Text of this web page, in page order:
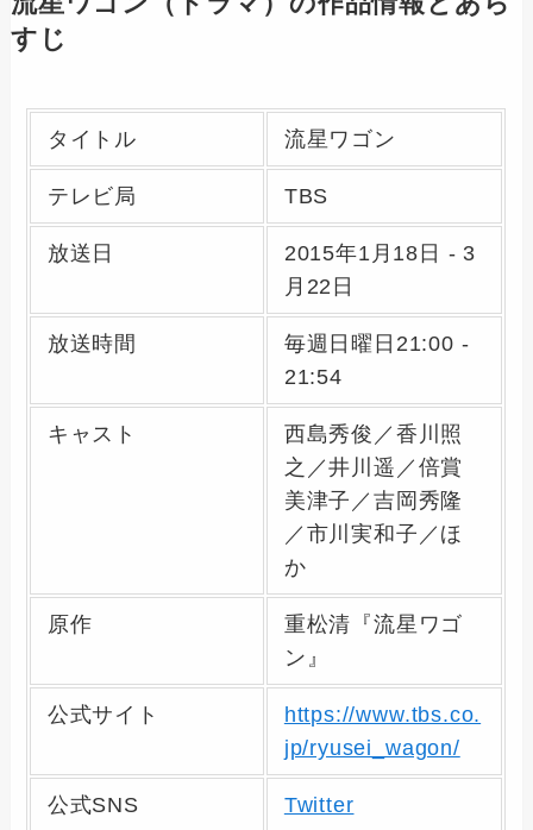
すじ
タイトル 流星ワゴン
テレビ局 TBS
放送日
2015年1月18日 - 3
月22日
放送時間
毎週日曜日21:00 -
21:54
キャスト
西島秀俊／香川照
之／井川遥／倍賞
美津子／吉岡秀隆
／市川実和子／ほ
か
原作
重松清『流星ワゴ
ン』
公式サイト
https://www.tbs.co.
jp/ryusei_wagon/
公式SNS Twitter